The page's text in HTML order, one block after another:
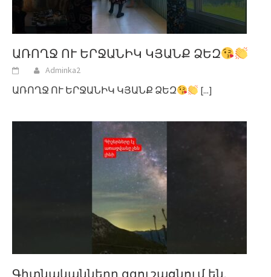
ԱՌՈՂՋ ՈՒ ԵՐՋԱՆԻԿ ԿՅԱՆՔ ՁԵԶ
Adminka2
ԱՌՈՂՋ ՈՒ ԵՐՋԱՆԻԿ ԿՅԱՆՔ ՁԵԶ [...]